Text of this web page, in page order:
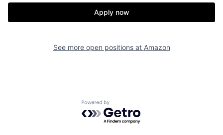
Apply now
See more open positions at Amazon
Powered by Getro.com